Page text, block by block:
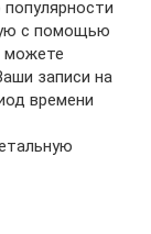
с помощью
можете
записи на
времени